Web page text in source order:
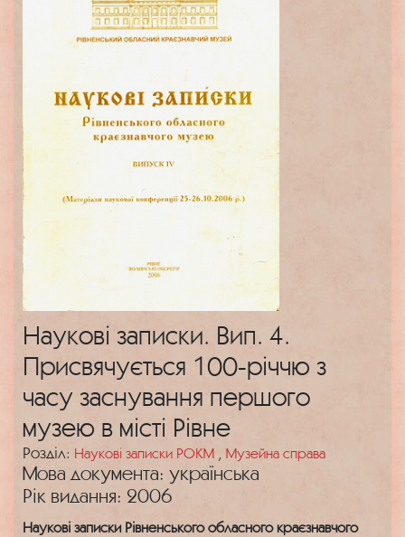
Наукові записки. Вип. 4.
Присвячується 100-річчю з
часу заснування першого
музею в місті Рівне
Розділ: Наукові записки РОКМ Музейна справа
Мова документа: українська
Рік видання: 2006
Наукові записки Рівненського обласного краєзнавчого